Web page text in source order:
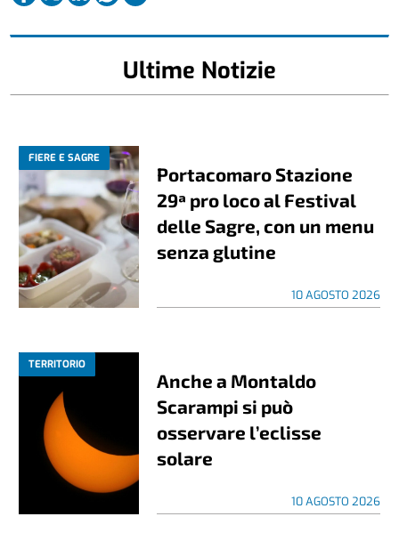
Ultime Notizie
FIERE E SAGRE
Portacomaro Stazione
29ª pro loco al Festival
delle Sagre, con un menu
senza glutine
10 AGOSTO 2026
TERRITORIO
Anche a Montaldo
Scarampi si può
osservare l’eclisse
solare
10 AGOSTO 2026